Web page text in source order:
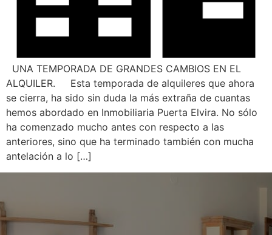
UNA TEMPORADA DE GRANDES CAMBIOS EN EL
ALQUILER. Esta temporada de alquileres que ahora
se cierra, ha sido sin duda la más extraña de cuantas
hemos abordado en Inmobiliaria Puerta Elvira. No sólo
ha comenzado mucho antes con respecto a las
anteriores, sino que ha terminado también con mucha
antelación a lo […]